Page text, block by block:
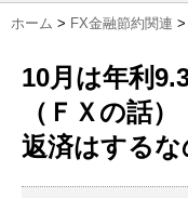
ホーム > FX金融節約関連 >
10月は年利
（ＦＸの話
返済はするな